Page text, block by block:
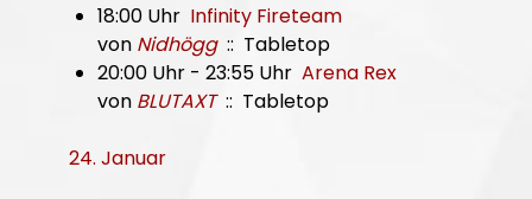
18:00 Uhr Infinity Fireteam
von Nidhögg:: Tabletop
20:00 Uhr - 23:55 Uhr Arena Rex
von BLUTAXT:: Tabletop
24. Januar